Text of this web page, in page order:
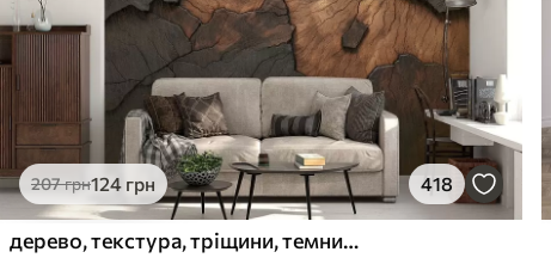
207грн124 грн 418
дерево, текстура, тріщини, темний, кора, поверхня